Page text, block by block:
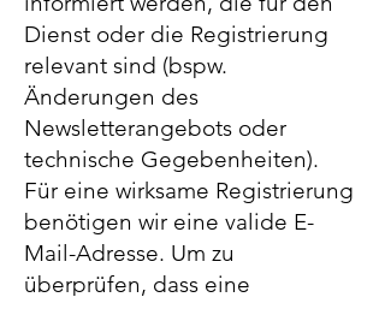
Dienst oder die Registrierung
relevant sind (bspw.
Änderungen des
Newsletterangebots oder
technische Gegebenheiten).
Für eine wirksame Registrierung
benötigen wir eine valide E-
Mail-Adresse. Um zu
überprüfen, dass eine